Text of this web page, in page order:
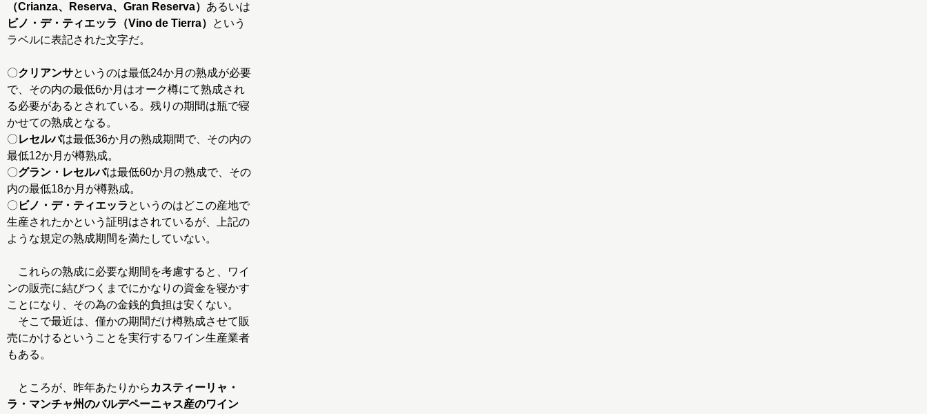
（Crianza、Reserva、Gran Reserva） あるいは
ビノ・デ・ティエッラ（Vino de Tierra）
という
ラベルに表記された文字だ。
〇クリアンサというのは最低24か月の熟成が必要
で、その内の最低6か月はオーク樽にて熟成され
る必要があるとされている。残りの期間は瓶で寝
かせての熟成となる。
〇レセルバは最低36か月の熟成期間で、その内の
最低12か月が樽熟成。
〇グラン・レセルバは最低60か月の熟成で、その
内の最低18か月が樽熟成。
〇 ビノ・デ・ティエッラ というのはどこの産地で
生産されたかという証明はされているが、上記の
ような規定の熟成期間を満たしていない。
これらの熟成に必要な期間を考慮すると、ワイ
ンの販売に結びつくまでにかなりの資金を寝かす
ことになり、その為の金銭的負担は安くない。
そこで最近は、僅かの期間だけ樽熟成させて販
売にかけるということを実行するワイン生産業者
もある。
ところが、昨年あたりから カスティーリャ・
ラ・マンチャ州のバルデペーニャス産のワイン